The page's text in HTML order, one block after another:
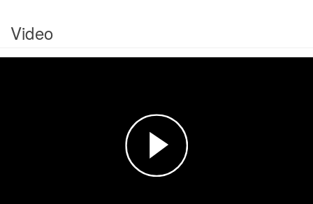
Video
Esita